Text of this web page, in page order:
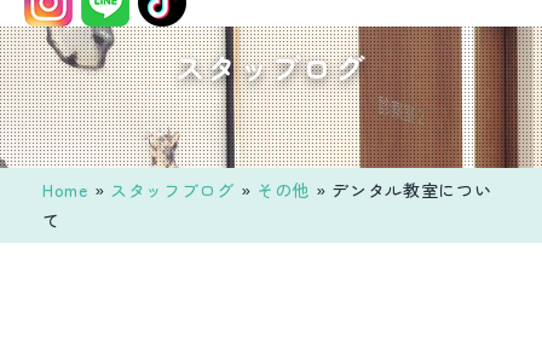
へ
ス
キ
ッ
プ
城
東
動
物
医
セ
スタッブログ
Home » スタッフブログ » その他 » デンタル教室につい
て